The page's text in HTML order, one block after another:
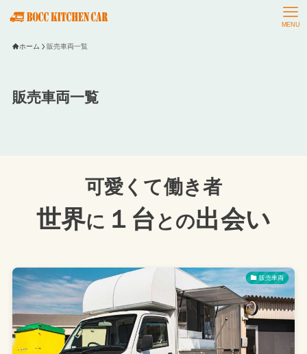
MENU
ホーム 販売車両一覧
販売車両一覧
可愛くて働き者
世界に １台 との出会い
販売車両